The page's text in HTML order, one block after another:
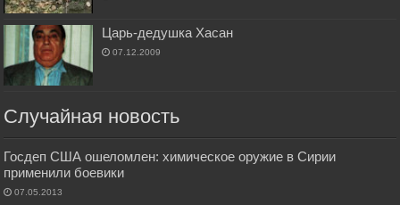
Царь-дедушка Хасан
07.12.2009
Случайная новость
Госдеп США ошеломлен: химическое оружие в Сирии
применили боевики
07.05.2013